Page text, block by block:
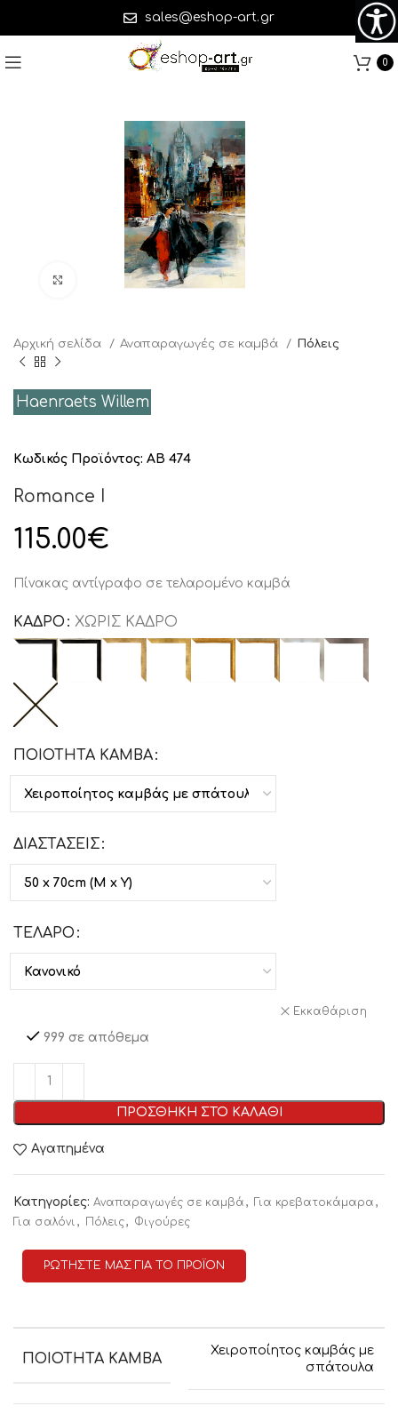
sales@eshop-art.gr
0
Click to enlarge
Αρχική σελίδα Αναπαραγωγές σε καμβά Πόλεις
Haenraets Willem
Κωδικός Προϊόντος: AB 474
Romance I
115.00€
Πίνακας αντίγραφο σε τελαρομένο καμβά
ΚΑΔΡΟ ΧΩΡΙΣ ΚΑΔΡΟ
ΠΟΙΟΤΗΤΑ ΚΑΜΒΑ
ΔΙΑΣΤΑΣΕΙΣ
ΤΕΛΑΡΟ
Εκκαθάριση
999 σε απόθεμα
ΠΡΟΣΘΗΚΗ ΣΤΟ ΚΑΛΑΘΙ
Αγαπημένα
Κατηγορίες: Αναπαραγωγές σε καμβά , Για κρεβατοκάμαρα ,
Για σαλόνι , Πόλεις, Φιγούρες
ΡΩΤΗΣΤΕ ΜΑΣ ΓΙΑ ΤΟ ΠΡΟΪΟΝ
ΠΟΙΟΤΗΤΑ ΚΑΜΒΑ
Χειροποίητος καμβάς με
σπάτουλα